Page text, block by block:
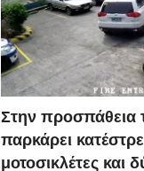
Στην προσπάθεια
παρκάρει
μοτοσικλέτες και